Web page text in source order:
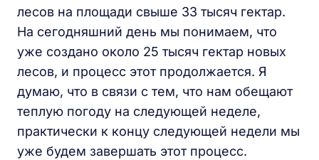
лесов на площади свыше 33 тысяч гектар.
На сегодняшний день мы понимаем, что
уже создано около 25 тысяч гектар новых
лесов, и процесс этот продолжается. Я
думаю, что в связи с тем, что нам обещают
теплую погоду на следующей неделе,
практически к концу следующей недели мы
уже будем завершать этот процесс.